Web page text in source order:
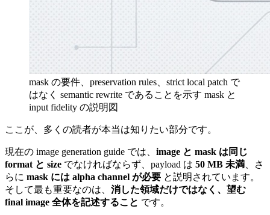
mask の要件、preservation rules、strict local patch で
はなく semantic rewrite であることを示す mask と
input fidelity の説明図
ここが、多くの読者が本当は知りたい部分です。
現在の image generation guide では、 image と mask は同じ
format と size でなければならず、payload は 50 MB 未満 、さ
らに mask には alpha channel が必要 と説明されています。
そして最も重要なのは、 消した領域だけではなく、望む
final image 全体を記述すること です。